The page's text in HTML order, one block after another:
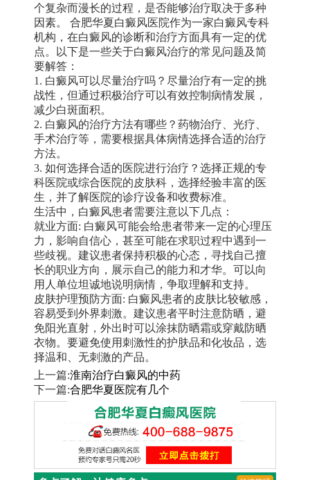
个复杂而漫长的过程，是否能够治疗取决于多种
因素。 合肥华夏白癜风医院作为一家白癜风专科
机构，在白癜风的诊断和治疗方面具有一定的优
点。以下是一些关于白癜风治疗的常见问题及简
要解答：
1. 白癜风可以尽量治疗吗？尽量治疗有一定的挑
战性，但通过积极治疗可以有效控制病情发展，
减少白斑面积。
2. 白癜风的治疗方法有哪些？药物治疗、光疗、
手术治疗等，需要根据具体病情选择合适的治疗
方法。
3. 如何选择合适的医院进行治疗？选择正规的专
科医院或综合医院的皮肤科，选择经验丰富的医
生，并了解医院的诊疗设备和收费标准。
生活中，白癜风患者需要注意以下几点：
就业方面: 白癜风可能会给患者带来一定的心理压
力，影响自信心，甚至可能在求职过程中遇到一
些歧视。建议患者保持积极的心态，寻找自己擅
长的职业方向，展示自己的能力和才华。可以向
用人单位坦诚地说明病情，争取理解和支持。
皮肤护理预防方面: 白癜风患者的皮肤比较敏感，
容易受到外界刺激。建议患者平时注意防晒，避
免阳光直射，外出时可以涂抹防晒霜或穿戴防晒
衣物。要避免使用刺激性的护肤品和化妆品，选
择温和、无刺激的产品。
上一篇:淮南治疗白癜风的中药
下一篇:合肥华夏医院有几个